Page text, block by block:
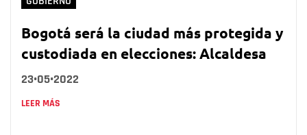
Bogotá será la ciudad más protegida y
custodiada en elecciones: Alcaldesa
23•05•2022
LEER MÁS